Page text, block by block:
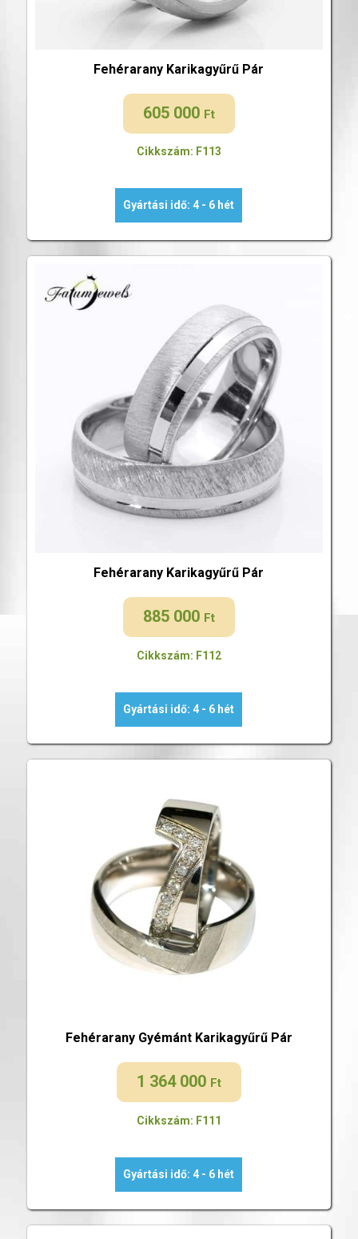
Fehérarany Karikagyűrű Pár
605 000 Ft
Cikkszám: F113
Gyártási idő: 4 - 6 hét
Fehérarany Karikagyűrű Pár
885 000 Ft
Cikkszám: F112
Gyártási idő: 4 - 6 hét
Fehérarany Gyémánt Karikagyűrű Pár
1 364 000 Ft
Cikkszám: F111
Gyártási idő: 4 - 6 hét